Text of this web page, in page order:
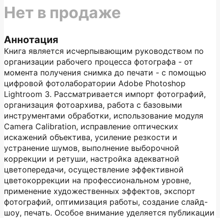
Аннотация
Книга является исчерпывающим руководством по
организации рабочего процесса фотографа - от
момента получения снимка до печати - с помощью
цифровой фотолаборатории Adobe Photoshop
Lightroom 3. Рассматривается импорт фотографий,
организация фотоархива, работа с базовыми
инструментами обработки, использование модуля
Camera Calibration, исправление оптических
искажений объектива, усиление резкости и
устранение шумов, выполнение выборочной
коррекции и ретуши, настройка адекватной
цветопередачи, осуществление эффективной
цветокоррекции на профессиональном уровне,
применение художественных эффектов, экспорт
фотографий, оптимизация работы, создание слайд-
шоу, печать. Особое внимание уделяется публикации
Нет в продаже